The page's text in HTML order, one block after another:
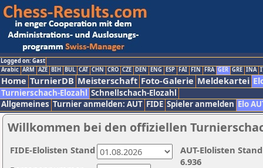
Logged on: Gast
Arabic ARM AZE BIH BUL CAT CHN CRO CZE DEN ENG ESP FAI FIN FRA GER GRE INA
Home TurnierDB Meisterschaft Foto-Galerie Meldekartei
Turnierschach-Elozahl Schnellschach-Elozahl
Allgemeines Turnier anmelden: AUT FIDE Spieler anmelden Elo
Willkommen bei den offiziellen
AUT-Elolisten
6.936
FIDE-Elolisten Stand